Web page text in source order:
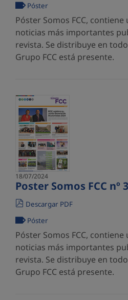
Póster
Póster Somos FCC,
noticias más importantes
revista. Se distribuye en
Grupo FCC está presente.
18/07/2024
Poster Somos FCC nº
Descargar PDF
Póster
Póster Somos FCC,
noticias más importantes
revista. Se distribuye en
Grupo FCC está presente.